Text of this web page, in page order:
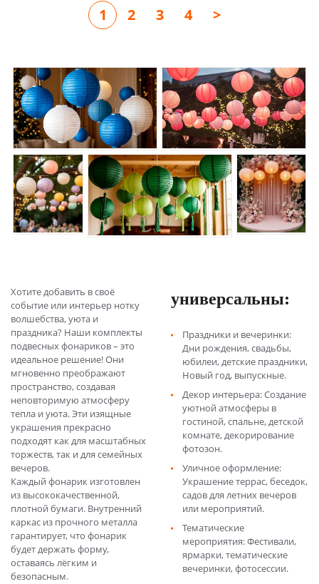
1 2 3 4 >
Хотите добавить в своё
событие или интерьер нотку
волшебства, уюта и
праздника? Наши комплекты
подвесных фонариков – это
идеальное решение! Они
мгновенно преображают
пространство, создавая
неповторимую атмосферу
тепла и уюта. Эти изящные
украшения прекрасно
подходят как для масштабных
торжеств, так и для семейных
вечеров.
Каждый фонарик изготовлен
из высококачественной,
плотной бумаги. Внутренний
каркас из прочного металла
гарантирует, что фонарик
будет держать форму,
оставаясь лёгким и
безопасным.
универсальны:
Праздники и вечеринки:
Дни рождения, свадьбы,
юбилеи, детские праздники,
Новый год, выпускные.
Декор интерьера: Создание
уютной атмосферы в
гостиной, спальне, детской
комнате, декорирование
фотозон.
Уличное оформление:
Украшение террас, беседок,
садов для летних вечеров
или мероприятий.
Тематические
мероприятия: Фестивали,
ярмарки, тематические
вечеринки, фотосессии.